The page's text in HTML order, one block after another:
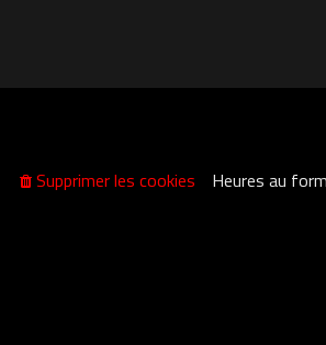
Heures au
Supprimer les cookies